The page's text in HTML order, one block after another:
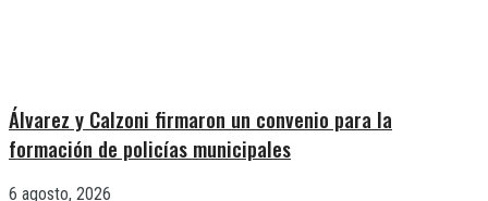
Álvarez y Calzoni firmaron un convenio para la
formación de policías municipales
6 agosto, 2026